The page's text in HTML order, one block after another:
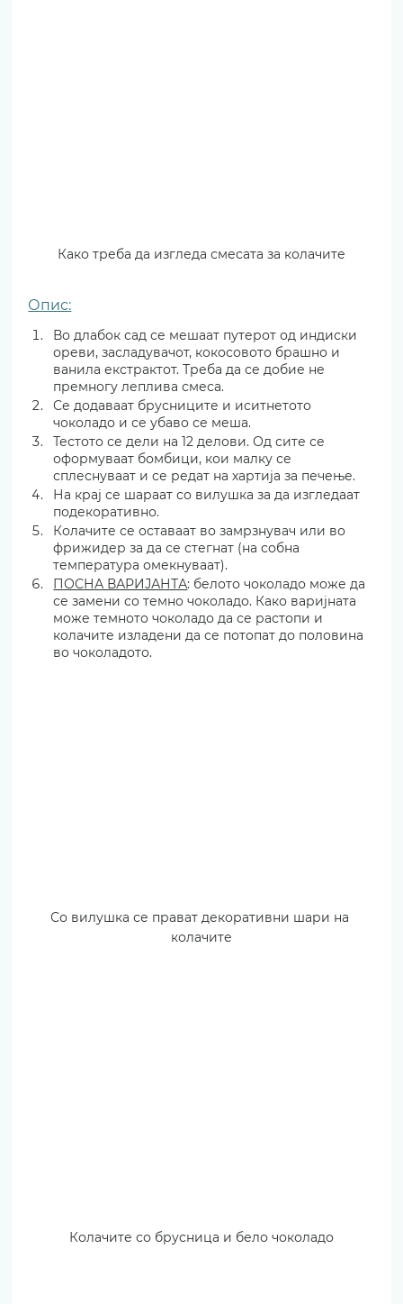
Како треба да изгледа смесата за колачите
Опис:
Во длабок сад се мешаат путерот од индиски
ореви, засладувачот, кокосовото брашно и
ванила екстрактот. Треба да се добие не
премногу леплива смеса.
Се додаваат брусниците и иситнетото
чоколадо и се убаво се меша.
Тестото се дели на 12 делови. Од сите се
оформуваат бомбици, кои малку се
сплеснуваат и се редат на хартија за печење.
На крај се шараат со вилушка за да изгледаат
подекоративно.
Колачите се оставаат во замрзнувач или во
фрижидер за да се стегнат (на собна
температура омекнуваат).
ПОСНА ВАРИЈАНТА: белото чоколадо може да
се замени со темно чоколадо. Како варијната
може темното чоколадо да се растопи и
колачите изладени да се потопат до половина
во чоколадото.
Со вилушка се прават декоративни шари на
колачите
Колачите со брусница и бело чоколадо